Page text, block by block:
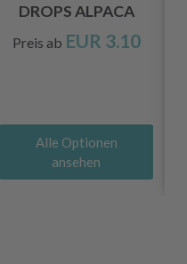
DROPS ALPACA
Preis ab EUR 3.10
Alle Optionen
ansehen